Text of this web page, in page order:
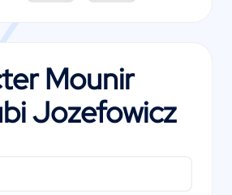
Mounir
Jozefowicz